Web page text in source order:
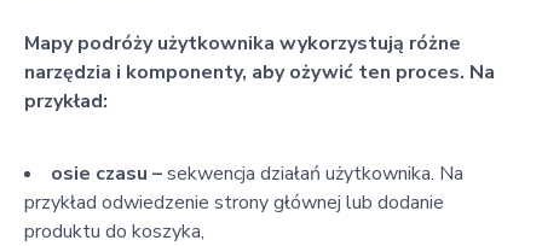
Mapy podróży użytkownika wykorzystują różne
narzędzia i komponenty, aby ożywić ten proces. Na
przykład:
osie czasu –sekwencja działań użytkownika. Na
przykład odwiedzenie strony głównej lub dodanie
produktu do koszyka,